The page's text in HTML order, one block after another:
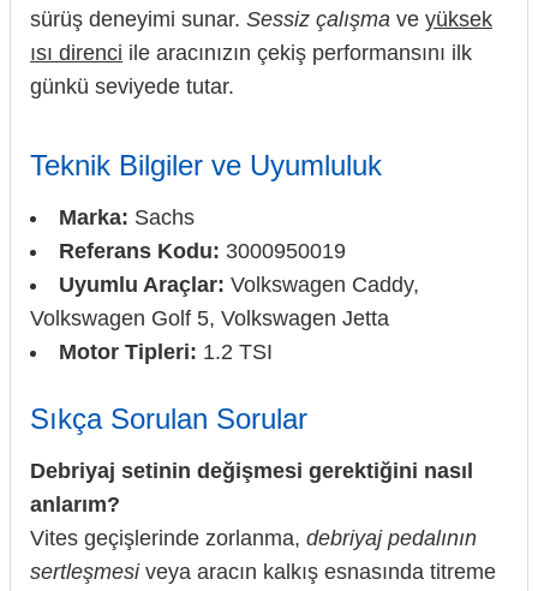
sürüş deneyimi sunar. Sessiz çalışma ve yüksek
ısı direnci ile aracınızın çekiş performansını ilk
günkü seviyede tutar.
Teknik Bilgiler ve Uyumluluk
Marka: Sachs
Referans Kodu: 3000950019
Uyumlu Araçlar: Volkswagen Caddy,
Volkswagen Golf 5, Volkswagen Jetta
Motor Tipleri: 1.2 TSI
Sıkça Sorulan Sorular
Debriyaj setinin değişmesi gerektiğini nasıl
anlarım?
Vites geçişlerinde zorlanma, debriyaj pedalının
sertleşmesiveya aracın kalkış esnasında titreme